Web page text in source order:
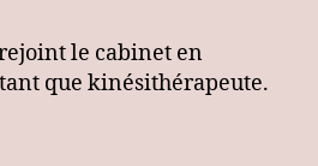
le cabinet en
que kinésithérapeute.